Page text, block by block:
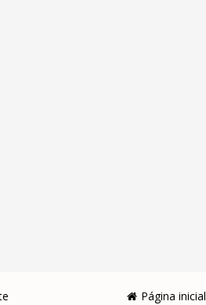
Página inicial